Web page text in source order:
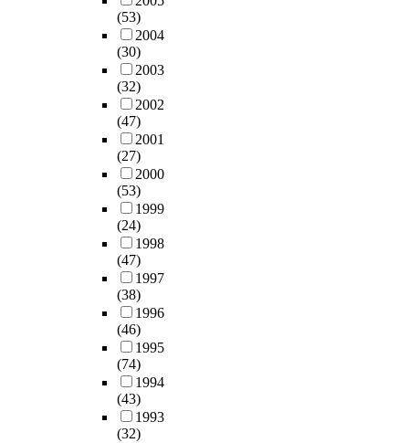
(53)
2004
(30)
2003
(32)
2002
(47)
2001
(27)
2000
(53)
1999
(24)
1998
(47)
1997
(38)
1996
(46)
1995
(74)
1994
(43)
1993
(32)